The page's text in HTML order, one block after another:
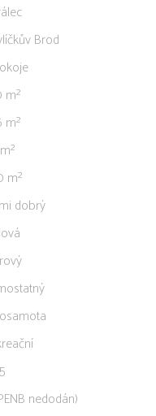
Brod
m²
m²
m²
dobrý
nedodán)